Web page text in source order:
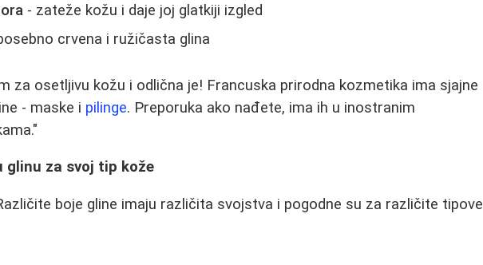
- zateže kožu i daje joj glatkiji izgled
crvena i ružičasta glina
za osetljivu kožu i odlična je! Francuska prirodna kozmetika ima sjajne
- maske i pilinge. Preporuka ako nađete, ima ih u inostranim
glinu za svoj tip kože
boje gline imaju različita svojstva i pogodne su za različite tipove